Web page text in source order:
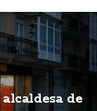
de